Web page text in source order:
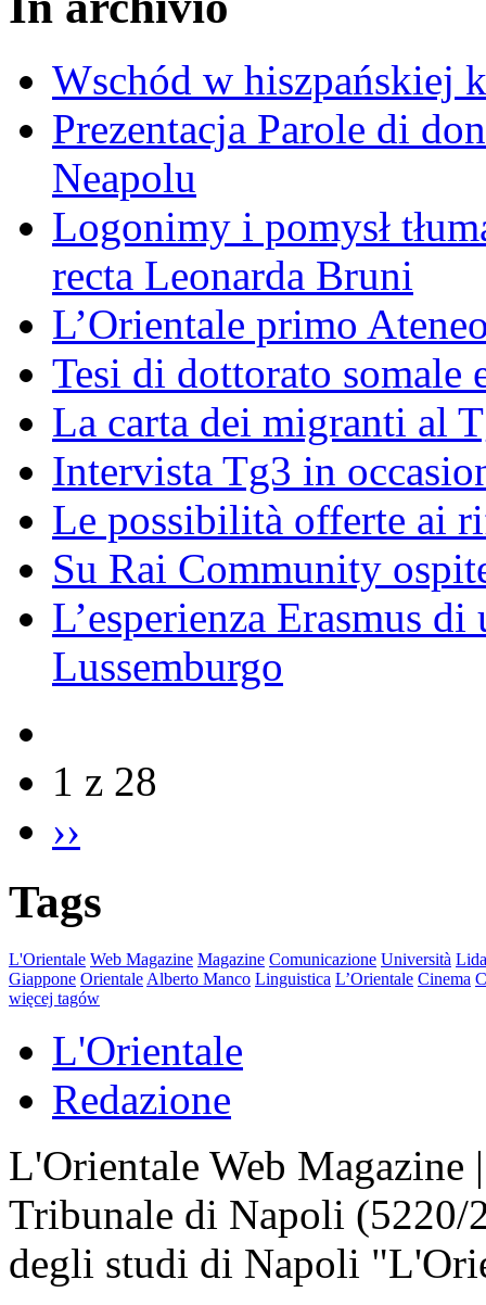
Wschód w hiszpańskiej
Prezentacja Parole di
Neapolu
Logonimy i pomysł
recta Leonarda Bruni
L’Orientale primo
Tesi di dottorato somale
La carta dei migranti al
Intervista Tg3 in
Le possibilità offerte ai
Su Rai Community
L’esperienza Erasmus
Lussemburgo
1 z 28
››
Tags
L'Orientale Web Magazine Magazine Comunicazione Università
Giappone Orientale Alberto Manco Linguistica L’Orientale Cinema
więcej tagów
L'Orientale
Redazione
L'Orientale Web Magazine
Tribunale di Napoli
degli studi di Napoli